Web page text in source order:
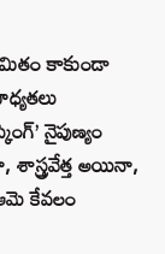
కాకుండా
నైపుణ్యం
అయినా,
కేవలం